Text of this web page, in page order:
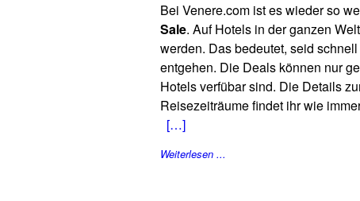
Bei Venere.com ist es wieder so
Sale. Auf Hotels in der ganzen
werden. Das bedeutet, seid
entgehen. Die Deals können nur
Hotels verfübar sind. Die Details
Reisezeiträume findet ihr wie
[…]
Weiterlesen ...